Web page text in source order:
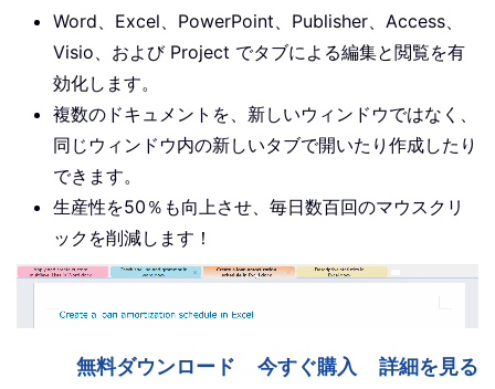
Word、Excel、PowerPoint、Publisher、Access、
Visio、および Project でタブによる編集と閲覧を有
効化します。
複数のドキュメントを、新しいウィンドウではなく、
同じウィンドウ内の新しいタブで開いたり作成したり
できます。
生産性を50％も向上させ、毎日数百回のマウスクリ
ックを削減します！
無料ダウンロード 今すぐ購入 詳細を見る